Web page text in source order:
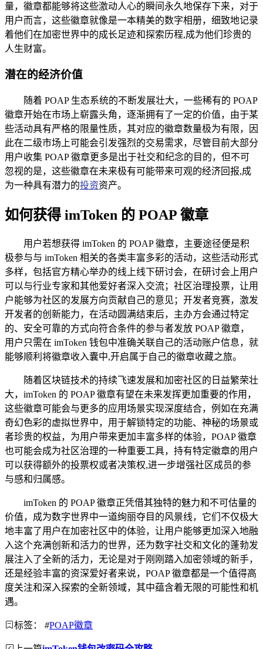
量，徽章都能够将这些激动人心的瞬间永久地保存下来，对于
用户而言，这些徽章就像是一本精美的数字相册，细致地记录
着他们在加密世界中的成长足迹和探索历程,成为他们珍贵的
人生财富。
潜在的经济价值
随着 POAP 生态系统的不断发展壮大，一些稀有的 POAP
徽章开始在市场上崭露头角，逐渐拥有了一定的价值，由于某
些活动具有严格的限量性质，其对应的徽章数量极为有限，因
此在二级市场上可能会引发强烈的交易需求，尽管目前大部分
用户收集 POAP 徽章更多是出于社交和纪念的目的，但不可
忽视的是，这些徽章在未来极有可能带来可观的经济回报,成
为一种具有潜力的投资资产。
如何获得 imToken 的 POAP 徽章
用户若想获得 imToken 的 POAP 徽章，主要途径便是积
极参与与 imToken 相关的各类丰富多彩的活动，这些活动形式
多样，包括官方精心举办的线上线下研讨会，在研讨会上用户
可以与行业专家和其他爱好者深入交流；社区治理投票，让用
户能够为社区的发展方向贡献自己的意见；开发者竞赛，激发
开发者的创新能力，在活动圆满结束后，主办方会通过特定
的、安全可靠的方式向符合条件的参与者发放 POAP 徽章，
用户只需在 imToken 钱包中准确关联自己的活动账户信息，就
能够顺利将徽章收入囊中,开启属于自己的徽章收藏之旅。
随着区块链技术的持续飞速发展和加密社区的日益繁荣壮
大，imToken 的 POAP 徽章有望在未来发挥更加重要的作用，
这些徽章可能会与更多的应用场景实现深度结合，例如在充满
奇幻色彩的虚拟世界中，用于解锁特定的功能、神秘的场景或
者珍贵的权益，为用户带来更加丰富多样的体验，POAP 徽章
也可能会成为社区治理的一种重要工具，持有特定徽章的用户
可以获得额外的投票权或者决策权,进一步增强社区成员的参
与感和归属感。
imToken 的 POAP 徽章正凭借其独特的魅力和不可估量的
价值，成为数字世界中一道绚丽夺目的风景线，它们不仅极大
地丰富了用户在加密社区中的体验，让用户能够更加深入地融
入这个充满创新和活力的世界，还为数字社交和文化的蓬勃发
展注入了全新的活力，无论是对于刚刚踏入加密领域的新手，
还是经验丰富的资深爱好者来说，POAP 徽章都是一个值得高
度关注和深入探索的全新领域，其中蕴含着无限的可能性和机
遇。
标签： #POAP徽章